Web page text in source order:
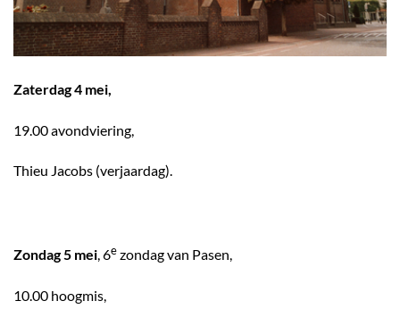
Zaterdag 4 mei,
19.00 avondviering,
Thieu Jacobs (verjaardag).
Zondag 5 mei, 6ezondag van Pasen,
10.00 hoogmis,